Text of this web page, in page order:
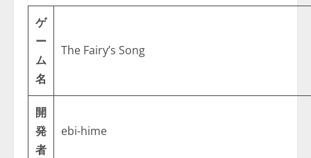
ゲ
ー
ム
名
The Fairy’s Song
開
発
者
ebi-hime